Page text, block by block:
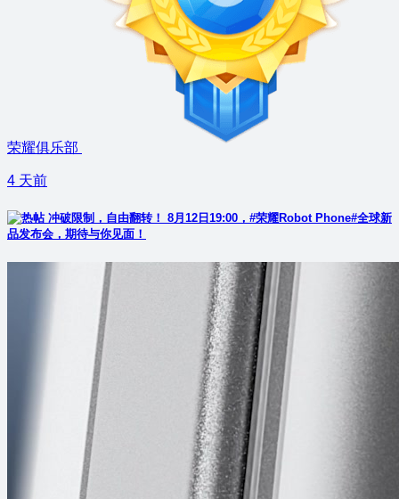
荣耀俱乐部
4 天前
冲破限制，自由翻转！ 8月12日19:00，#荣耀Robot Phone#全球新
品发布会，期待与你见面！